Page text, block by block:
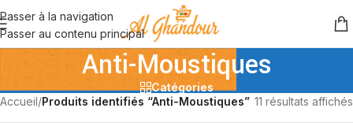
Passer à la navigation
Passer au contenu principal
Anti-Moustiques
Catégories
Accueil/Produits identifiés “Anti-Moustiques” 11 résultats affichés